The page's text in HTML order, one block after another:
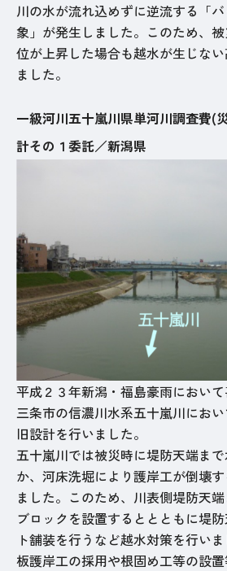
川の水が流れ込めずに逆流する「
象」が発生しました。このため、
位が上昇した場合も越水が生じな
ました。
一級河川五十嵐川県単河川調査費(
計その１委託／新潟県
平成２３年新潟・福島豪雨におい
三条市の信濃川水系五十嵐川にお
旧設計を行いました。
五十嵐川では被災時に堤防天端ま
か、河床洗堀により護岸工が倒壊
ました。このため、川表側堤防天
ブロックを設置するととともに堤
ト舗装を行うなど越水対策を行い
板護岸工の採用や根固め工等の設